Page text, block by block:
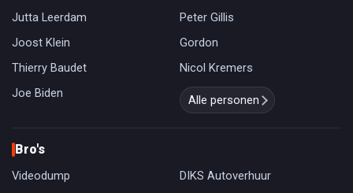
Jutta Leerdam
Peter Gillis
Joost Klein
Gordon
Thierry Baudet
Nicol Kremers
Joe Biden
Alle personen
Bro's
Videodump
DIKS Autoverhuur